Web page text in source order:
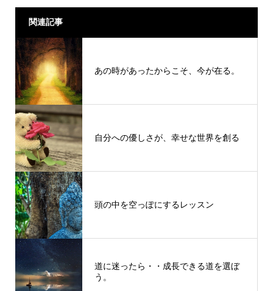
関連記事
あの時があったからこそ、今が在る。
自分への優しさが、幸せな世界を創る
頭の中を空っぽにするレッスン
道に迷ったら・・成長できる道を選ぼ
う。